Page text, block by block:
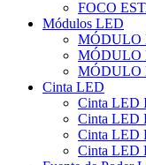
FOCO
Módulos LED
MÓDULO
MÓDULO
MÓDULO
Cinta LED
Cinta LED
Cinta LED
Cinta LED
Cinta LED